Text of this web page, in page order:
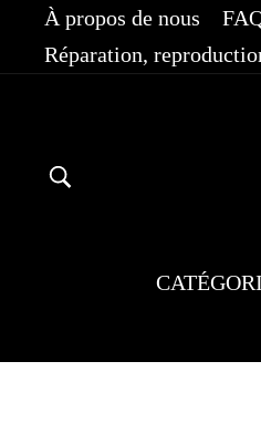
Passer
contenu
À propos de nous
Réparation,